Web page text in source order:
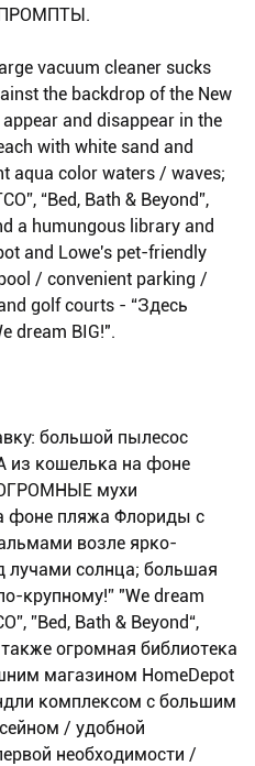
ПРОМПТЫ.
vacuum cleaner sucks
the backdrop of the New
and disappear in the
with white sand and
aqua color waters / waves;
“Bed, Bath & Beyond”,
a humungous library and
and Lowe's pet-friendly
/ convenient parking /
golf courts - “Здесь
dream BIG!".
большой пылесос
кошелька на фоне
мухи
фоне пляжа Флориды с
возле ярко-
лучами солнца; большая
крупному!” "We dream
”Bed, Bath & Beyond“,
огромная библиотека
магазином HomeDepot
комплексом с большим
/ удобной
необходимости /